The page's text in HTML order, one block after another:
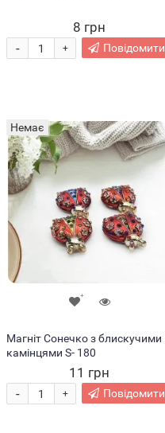
8 грн
+
- Повідомити
Немає
Магніт Сонечко з блискучими
камінцями S- 180
11 грн
+
- Повідомити